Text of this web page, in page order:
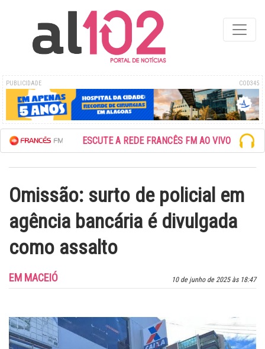
PUBLICIDADE COD345
ESCUTE A REDE FRANCÊS FM AO VIVO
Omissão: surto de policial em
agência bancária é divulgada
como assalto
10 de junho de 2025 às 18:47
EM MACEIÓ